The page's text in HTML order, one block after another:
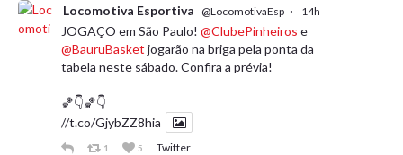
Locomotiva Esportiva @LocomotivaEsp · 14h
JOGAÇO em São Paulo! @ClubePinheiros e
@BauruBasket jogarão na briga pela ponta da
tabela neste sábado. Confira a prévia!
🏀👇🏀👇
//t.co/GjybZZ8hia
1 5 Twitter